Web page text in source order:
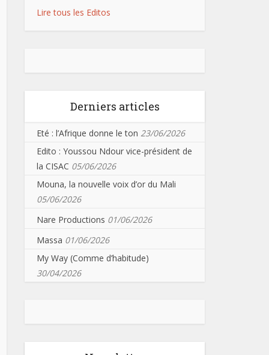
Lire tous les Editos
Derniers articles
Eté : l’Afrique donne le ton 23/06/2026
Edito : Youssou Ndour vice-président de
la CISAC 05/06/2026
Mouna, la nouvelle voix d’or du Mali
05/06/2026
Nare Productions 01/06/2026
Massa 01/06/2026
My Way (Comme d’habitude)
30/04/2026